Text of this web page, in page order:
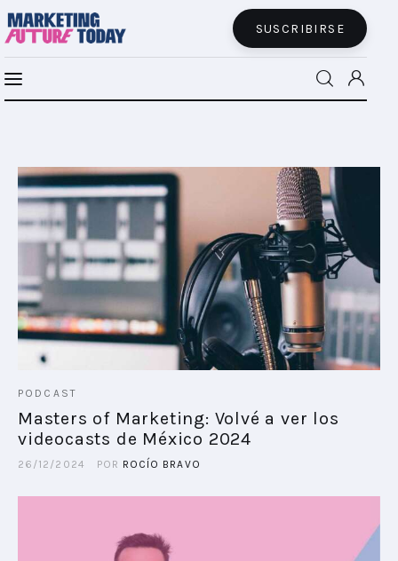
SUSCRIBIRSE
MFT+
INSIGHTS
FUTURE BRAND LAB
EVENTOS
CONECTADES
PODCAST
PLAYBOOKS
PODCAST
Masters of Marketing: Volvé a ver los
videocasts de México 2024
26/12/2024 POR ROCÍO BRAVO